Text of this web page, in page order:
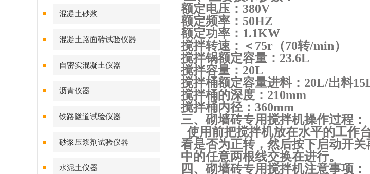
混凝土砂浆
混凝土路面砖试验仪器
自密实混凝土仪器
沥青仪器
铁路隧道试验仪器
砂浆压浆剂试验仪器
水泥土仪器
额定电压： 380V
额定频率： 50HZ
额定功率： 1.1KW
搅拌转速：＜ 75r （70转/min）
搅拌锅额定容量： 23.6L
搅拌容量： 20L
搅拌桶额定容量进料： 20L/出料
搅拌桶的深度： 210mm
搅拌桶内径： 360mm
三、 砌墙砖专用搅拌机操作过程：
使用前把搅拌机放在水平的工作
看是否为正转，然后按下启动开
中的任意两根线交换在进行。
四、 砌墙砖专用搅拌机注意事项：